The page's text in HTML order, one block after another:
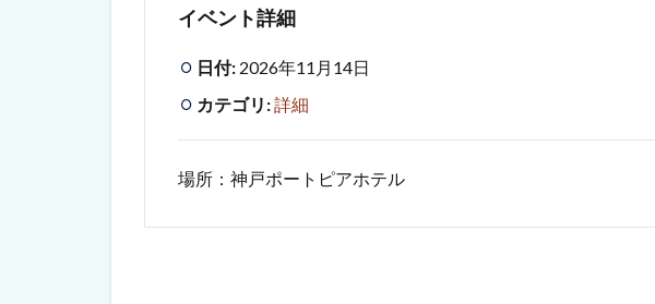
イベント詳細
日付: 2026年11月14日
カテゴリ:詳細
場所：神戸ポートピアホテル